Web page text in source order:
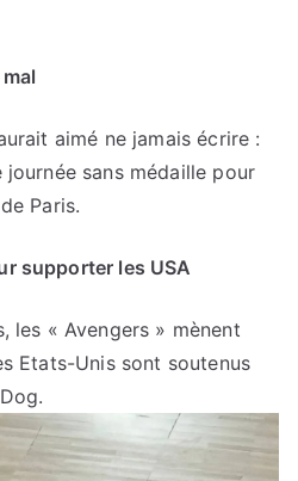
aimé ne jamais écrire :
sans médaille pour
Paris.
supporter les USA
les « Avengers » mènent
Etats-Unis sont soutenus